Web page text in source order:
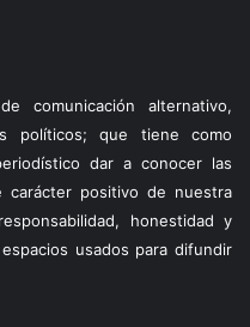
comunicación alternativo,
políticos; que tiene como
dar a conocer las
carácter positivo de nuestra
honestidad y
usados para difundir